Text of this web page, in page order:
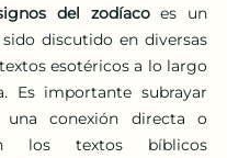
del zodíaco es un
discutido en diversas
esotéricos a lo largo
Es importante subrayar
conexión directa o
los textos bíblicos